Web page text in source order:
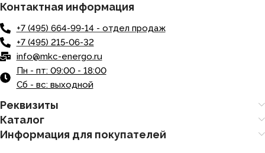
Контактная информация
+7 (495) 664-99-14 - отдел продаж
+7 (495) 215-06-32
info@mkc-energo.ru
Пн - пт: 09:00 - 18:00
Сб - вс: выходной
Реквизиты
Каталог
Информация для покупателей